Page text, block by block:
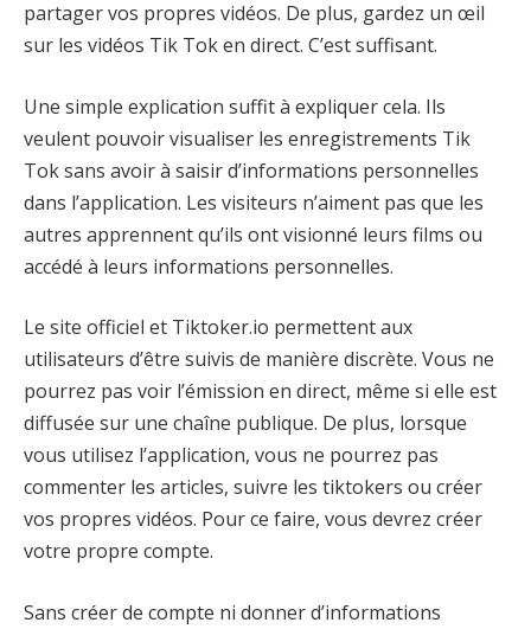
partager vos propres vidéos. De plus, gardez un œil
sur les vidéos Tik Tok en direct. C’est suffisant.
Une simple explication suffit à expliquer cela. Ils
veulent pouvoir visualiser les enregistrements Tik
Tok sans avoir à saisir d’informations personnelles
dans l’application. Les visiteurs n’aiment pas que les
autres apprennent qu’ils ont visionné leurs films ou
accédé à leurs informations personnelles.
Le site officiel et Tiktoker.io permettent aux
utilisateurs d’être suivis de manière discrète. Vous ne
pourrez pas voir l’émission en direct, même si elle est
diffusée sur une chaîne publique. De plus, lorsque
vous utilisez l’application, vous ne pourrez pas
commenter les articles, suivre les tiktokers ou créer
vos propres vidéos. Pour ce faire, vous devrez créer
votre propre compte.
Sans créer de compte ni donner d’informations